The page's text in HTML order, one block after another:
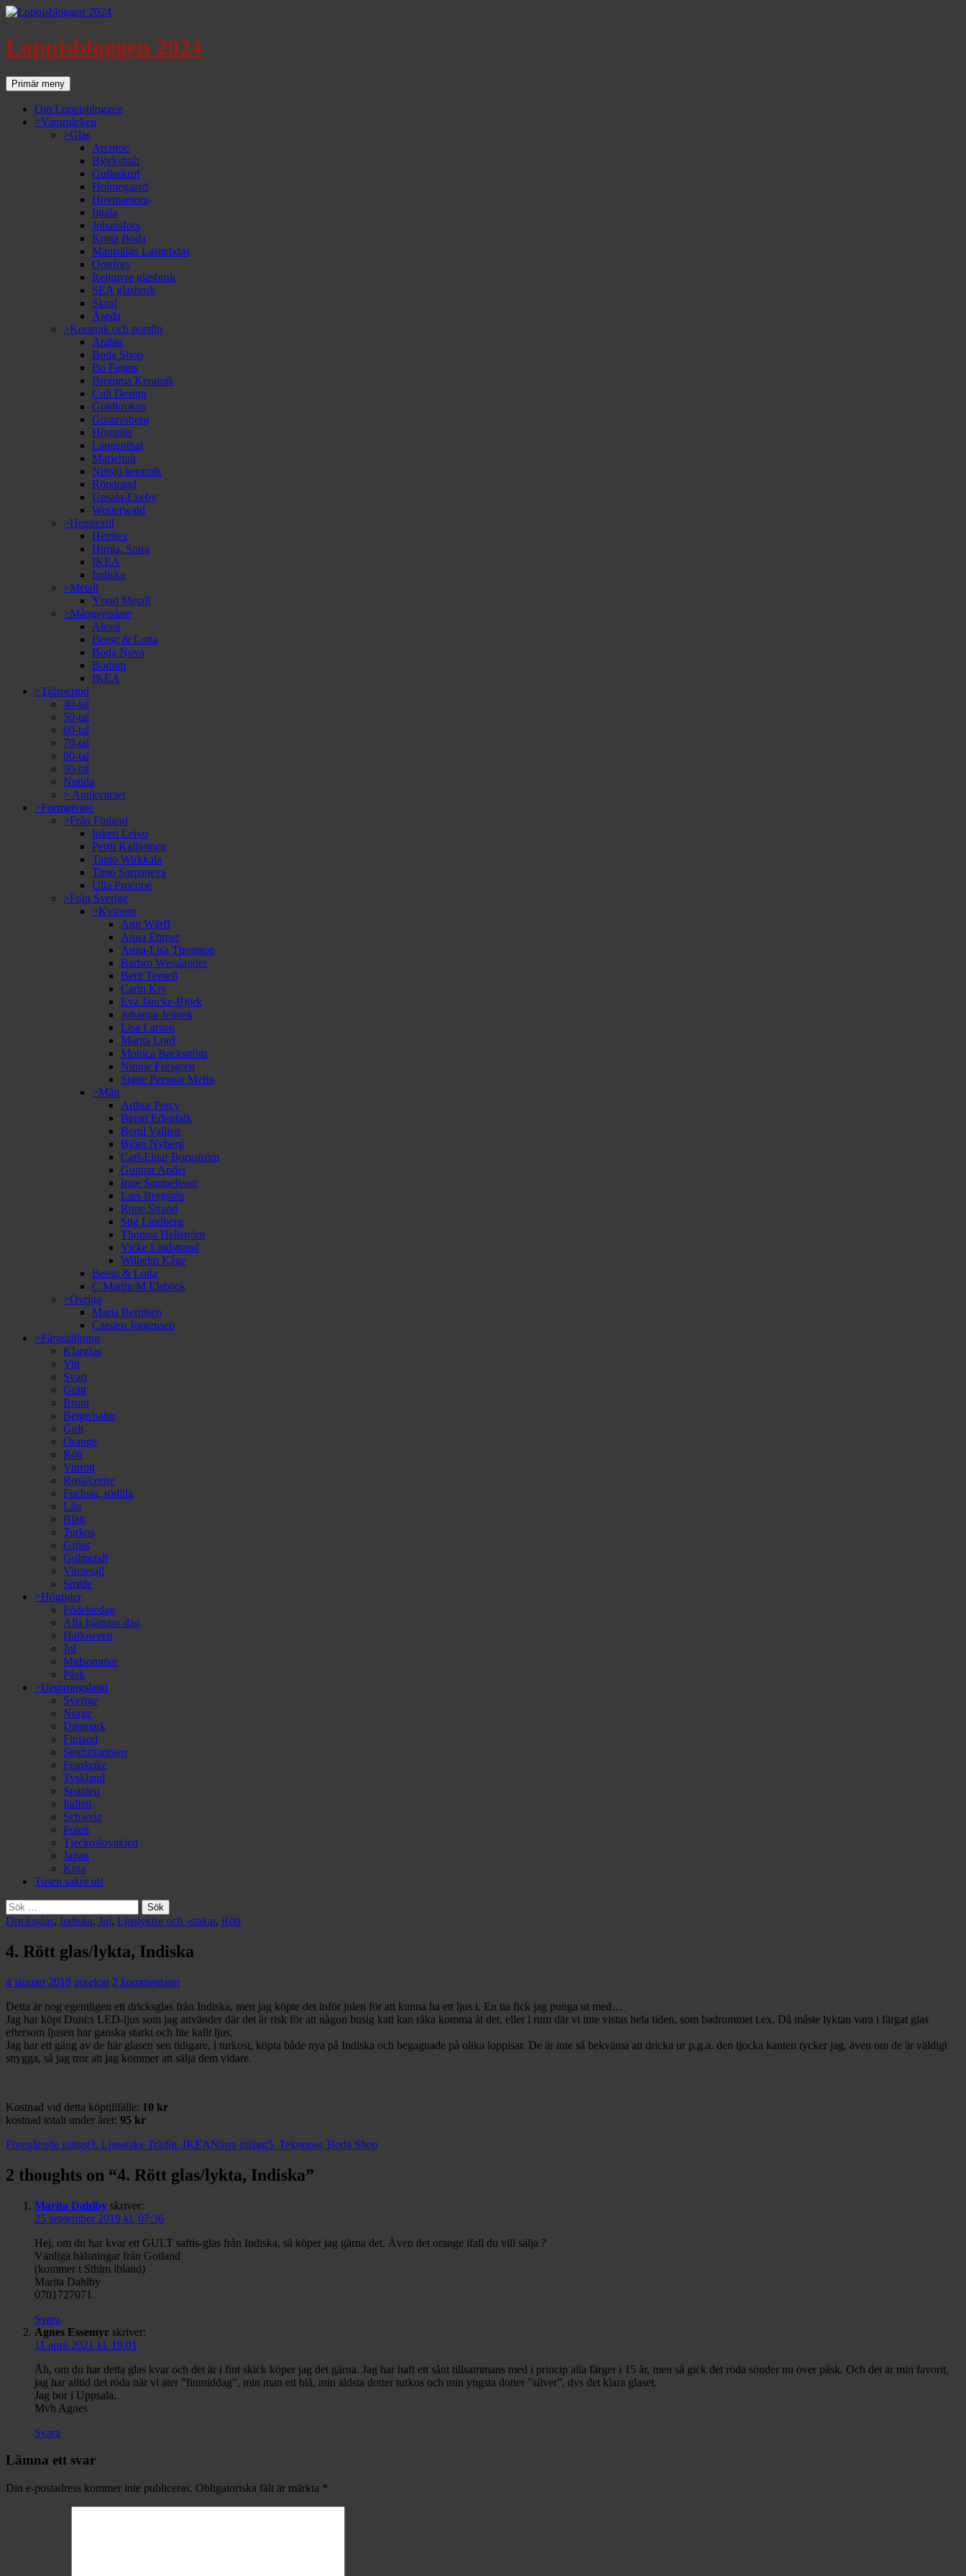
Loppisbloggen 2024
SökPrimär meny
till
innehåll
Om Loppisbloggen
>Varumärken
>Glas
Arcoroc
Björkshult
Gullaskruf
Holmegaard
Hovmantorp
Iittala
Johansfors
Kosta Boda
Mäntsälän Lasitehdas
Orrefors
Reijmyre glasbruk
SEA glasbruk
Skruf
Åseda
>Keramik och porslin
Arabia
Boda Shop
Bo Fajans
Bromma Keramik
Cult Design
Guldkroken
Gustavsberg
Höganäs
Langenthal
Mariehult
Nittsjö keramik
Rörstrand
Upsala-Ekeby
Westerwald
>Hemtextil
Hemtex
Himla, Spira
IKEA
Indiska
>Metall
Ystad Metall
>Mångsysslare
Alessi
Bengt & Lotta
Boda Nova
Bodum
IKEA
>Tidsperiod
40-tal
50-tal
60-tal
70-tal
80-tal
90-tal
Nutida
> Antikviteter
>Formgivare
>Från Finland
Inkeri Leivo
Pertti Kallioinen
Tapio Wirkkala
Timo Sarpaneva
Ulla Procopé
>Från Sverige
>Kvinnor
Ann Wärff
Anna Ehrner
Anna-Lisa Thomson
Barbro Wesslander
Berit Ternell
Carin Kry
Eva Jancke-Björk
Johanna Jelinek
Lisa Larson
Marita Lord
Monica Backström
Ninnie Forsgren
Signe Persson Melin
>Män
Arthur Percy
Bengt Edenfalk
Bertil Vallien
Björn Nyberg
Carl-Einar Borgström
Gunnar Ander
Inge Samuelsson
Lars Bergstén
Rune Strand
Stig Lindberg
Thomas Hellström
Vicke Lindstrand
Wilhelm Kåge
Bengt & Lotta
C Martin/M Elebäck
>Övriga
Maria Berntsen
Carsten Jörgensen
>Färgställning
Klarglas
Vitt
Svart
Grått
Brunt
Beige/natur
Gult
Orange
Rött
Vinrött
Rosa/cerise
Fuchsia, rödlila
Lila
Blått
Turkos
Grönt
Gulmetall
Vitmetall
Smide
>Högtider
Födelsedag
Alla hjärtans dag
Halloween
Jul
Midsommar
Påsk
>Ursprungsland
Sverige
Norge
Danmark
Finland
Storbritannien
Frankrike
Tyskland
Spanien
Italien
Schweiz
Polen
Tjeckoslovakien
Japan
Kina
Tusen saker ut!
Sök
efter:
Dricksglas, Indiska, Jul, Ljuslyktor och -stakar, Rött
4. Rött glas/lykta, Indiska
4 januari 2018 pixelcat 2 kommentarer
Detta är nog egentligen ett dricksglas från Indiska, men jag köpte det inför julen för att kunna ha ett ljus i. En tia fick jag punga ut med…
Jag har köpt Duni:s LED-ljus som jag använder där det är risk för att någon busig katt kan råka komma åt det, eller i rum där vi inte vistas hela tiden, som badrummet t.ex. Då måste lyktan vara i färgat glas
eftersom ljusen har ganska starkt och lite kallt ljus.
Jag har ett gäng av de här glasen sen tidigare, i turkost, köpta både nya på Indiska och begagnade på olika loppisar. De är inte så bekväma att dricka ur p.g.a. den tjocka kanten tycker jag, även om de är väldigt
snygga, så jag tror att jag kommer att sälja dem vidare.
Kostnad vid detta köptillfälle: 10 kr
kostnad totalt under året: 95 kr
Inläggsnavigering
Föregående inlägg3. Ljusstake Trådig, IKEANästa inlägg5. Tekoppar, Boda Shop
2 thoughts on “4. Rött glas/lykta, Indiska”
Marita Dahlby skriver:
25 september 2019 kl. 07:36
Hej, om du har kvar ett GULT saftis-glas från Indiska, så köper jag gärna det. Även det orange ifall du vill sälja ?
Vänliga hälsningar från Gotland
(kommer t Sthlm ibland)
Marita Dahlby
0701727071
Svara
Agnes Essemyr skriver:
11 april 2021 kl. 19:01
Åh, om du har detta glas kvar och det är i fint skick köper jag det gärna. Jag har haft ett sånt tillsammans med i princip alla färger i 15 år, men så gick det röda sönder nu över påsk. Och det är min favorit,
jag har alltid det röda när vi äter ”finmiddag”, min man ett blå, min äldsta dotter turkos och min yngsta dotter ”silver”, dvs det klara glaset.
Jag bor i Uppsala.
Mvh Agnes
Svara
Lämna ett svar
Din e-postadress kommer inte publiceras. Obligatoriska fält är märkta *